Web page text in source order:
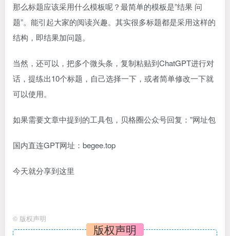
那么标题应该采用什么模板呢？最简单的模板是”结果 问
题”。能引起大家的阅读兴趣。其实很多标题都是采用这样的
结构，即结果加问题。
当然，还可以，把多个微头条，复制粘贴到ChatGPT进行对
话，提练出10个标题，自己选择一下，或者简单修改一下就
可以使用。
如果需要文章中提到的工具包，贝格圈公众号回复：”网址包
国内直连GPT网址：begee.top
今天就分享到这里
© 版权声明
版权声明